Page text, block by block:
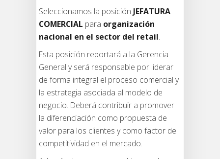
Seleccionamos la posición JEFATURA
COMERCIAL para organización
nacional en el sector del retail.
Esta posición reportará a la Gerencia
General y será responsable por liderar
de forma integral el proceso comercial y
la estrategia asociada al modelo de
negocio. Deberá contribuir a promover
la diferenciación como propuesta de
valor para los clientes y como factor de
competitividad en el mercado.